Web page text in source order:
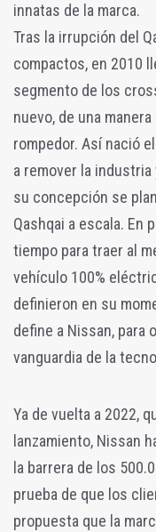
innatas de la marca.
Tras la irrupción del
compactos, en 2010
segmento de los
nuevo, de una
rompedor. Así nació
a remover la
su concepción se
Qashqai a escala. En
tiempo para traer al
vehículo 100%
definieron en su
define a Nissan,
vanguardia de la
Ya de vuelta a 2022,
lanzamiento, Nissan
la barrera de los
prueba de que los
propuesta que la